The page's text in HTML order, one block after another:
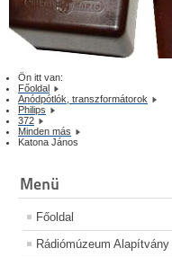
Ön itt van:
Főoldal
Anódpótlók, transzformátorok
Philips
372
Minden más
Katona János
Menü
Főoldal
Rádiómúzeum Alapítvány